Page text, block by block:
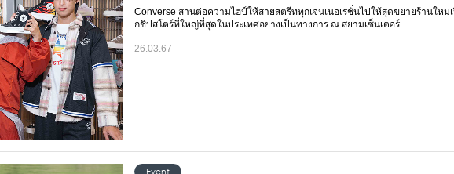
Converse สานต่อความไฮป์ให้สายสตรีททุกเจนเนอเรชั่นไปให้สุดขยายร้านให
กชิปสโตร์ที่ใหญ่ที่สุดในประเทศอย่างเป็นทางการ ณ สยามเซ็นเตอร์...
26.03.67
Event